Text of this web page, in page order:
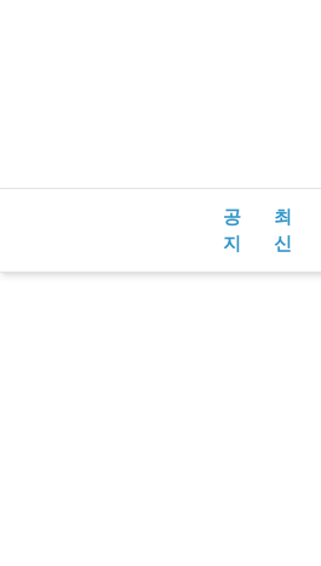
공
지
최
신